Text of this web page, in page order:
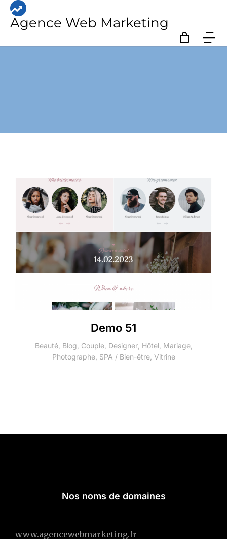
Agence Web Marketing
Demo 51
Beauté, Blog Couple, Designer, Hôtel, Mariage,
Photographe, SPA / Bien-être, Vitrine
Nos noms de domaines
www.agencewebmarketing.fr